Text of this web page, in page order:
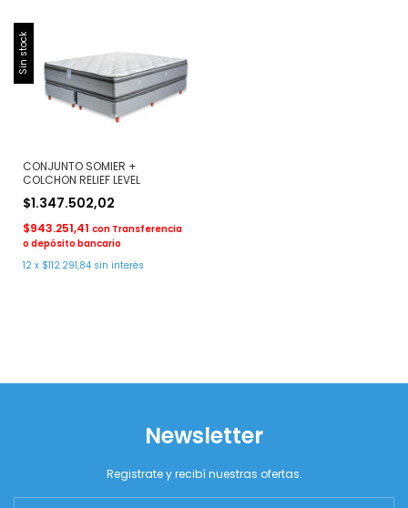
Sin stock
CONJUNTO SOMIER +
COLCHON RELIEF LEVEL
$1.347.502,02
$943.251,41 con Transferencia
o depósito bancario
12 x $112.291,84 sin interés
Newsletter
Registrate y recibí nuestras ofertas.